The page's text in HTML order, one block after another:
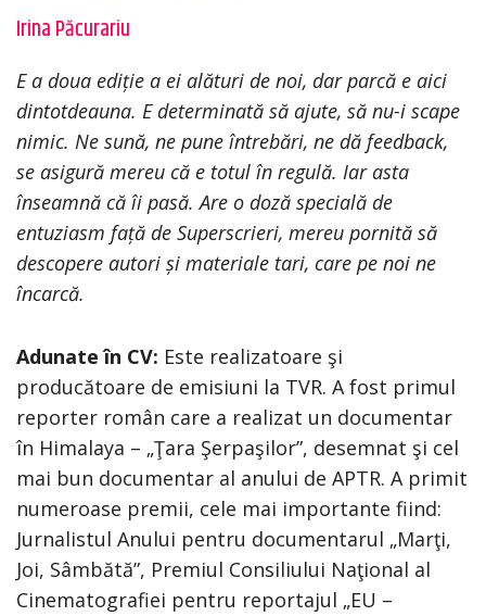
Irina Păcurariu
E a doua ediție a ei alături de noi, dar parcă e aici
dintotdeauna. E determinată să ajute, să nu-i scape
nimic. Ne sună, ne pune întrebări, ne dă feedback,
se asigură mereu că e totul în regulă. Iar asta
înseamnă că îi pasă. Are o doză specială de
entuziasm față de Superscrieri, mereu pornită să
descopere autori și materiale tari, care pe noi ne
încarcă.
Adunate în CV: Este realizatoare şi
producătoare de emisiuni la TVR. A fost primul
reporter român care a realizat un documentar
în Himalaya – „Ţara Şerpaşilor”, desemnat şi cel
mai bun documentar al anului de APTR. A primit
numeroase premii, cele mai importante fiind:
Jurnalistul Anului pentru documentarul „Marţi,
Joi, Sâmbătă”, Premiul Consiliului Naţional al
Cinematografiei pentru reportajul „EU –